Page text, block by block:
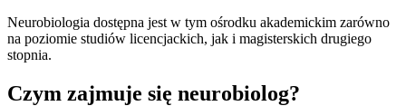
Neurobiologia dostępna jest w tym ośrodku akademickim zarówno
na poziomie studiów licencjackich, jak i magisterskich drugiego
stopnia.
Czym zajmuje się neurobiolog?